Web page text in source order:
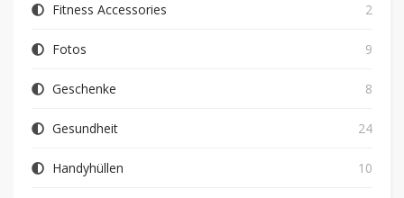
Fitness Accessories 2
Fotos 9
Geschenke 8
Gesundheit 24
Handyhüllen 10